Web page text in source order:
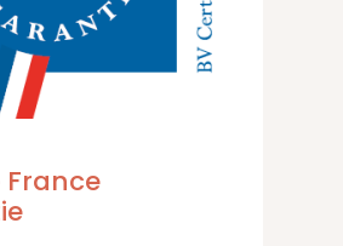
France